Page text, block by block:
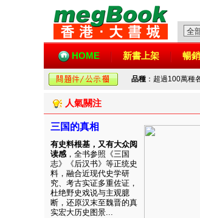
HOME 新書上架 暢
品種 ：超過100萬種
人氣關注
三国的真相
有史料根基，又有大众阅
读感 ，全书参照《三国
志》《后汉书》等正统史
料，融合近现代史学研
究、考古实证多重佐证，
杜绝野史戏说与主观臆
断，还原汉末至魏晋的真
实宏大历史图景...